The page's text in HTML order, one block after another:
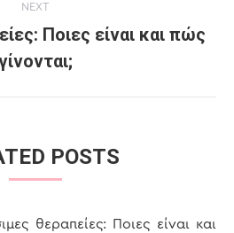
NEXT
post:
Ποιες είναι και πώς
POSTS
θεραπείες: Ποιες είναι και